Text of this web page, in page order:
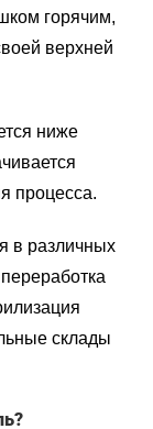
горячим,
верхней
ниже
процесса.
в различных
склады